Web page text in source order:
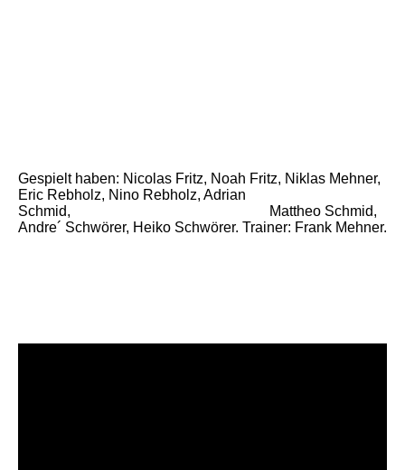
Gespielt haben: Nicolas Fritz, Noah Fritz, Niklas Mehner,
Eric Rebholz, Nino Rebholz, Adrian
Schmid, Mattheo Schmid,
Andre´ Schwörer, Heiko Schwörer. Trainer: Frank Mehner.